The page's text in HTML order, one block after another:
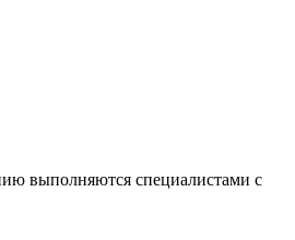
выполняются специалистами с